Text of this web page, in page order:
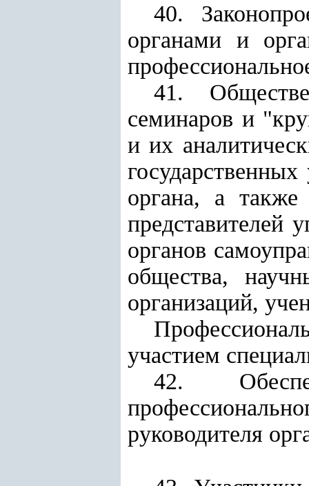
40.
органами и
41.
семинаров и
и их
органа, а также
представителей
органов
общества,
организаций,
участием
42.
руководителя